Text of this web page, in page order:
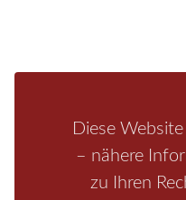
Diese
– nähere
zu Ihren
Boofen Mediathek